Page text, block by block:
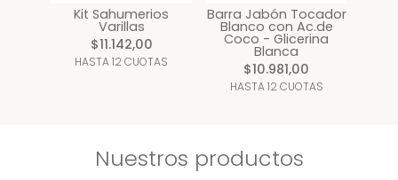
Kit Sahumerios
Varillas
$11.142,00
HASTA 12 CUOTAS
Barra Jabón Tocador
Blanco con Ac.de
Coco - Glicerina
Blanca
$10.981,00
HASTA 12 CUOTAS
Nuestros productos